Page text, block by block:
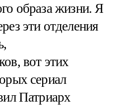
образа жизни. Я
эти отделения
вот этих
сериал
Патриарх